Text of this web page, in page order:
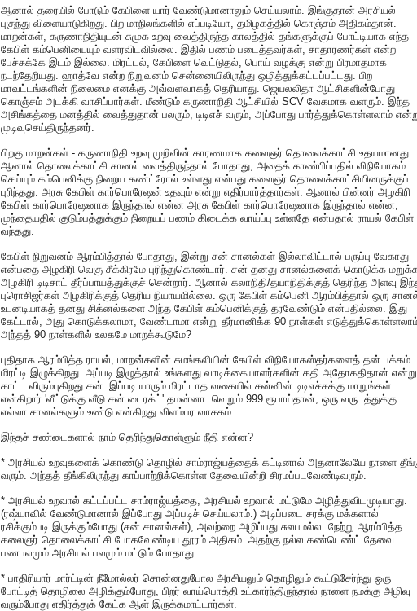
ஆனால் தரையில் போடும் கேபிளை யார் வேண்டுமானாலும் செய்யலாம். இங்குதான் அரசியல்
புகுந்து விளையாடுகிறது. பிற மாநிலங்களில் எப்படியோ, தமிழகத்தில் கொஞ்சம் அதிகம்தான்.
மாறன்கள், கருணாநிதியுடன் சுமுக உறவு வைத்திருந்த காலத்தில் தங்களுக்குப் போட்டியாக எந்த
கேபிள் கம்பெனியையும் வளரவிடவில்லை. இதில் பணம் படைத்தவர்கள், சாதாரணர்கள் என்ற
பேச்சுக்கே இடம் இல்லை. மிரட்டல், கேபிளை வெட்டுதல், பொய் வழக்கு என்று பிரமாதமாக
நடந்தேறியது. ஹாத்வே என்ற நிறுவனம் சென்னையிலிருந்து ஒழித்துக்கட்டப்பட்டது. பிற
மாவட்டங்களின் நிலைமை எனக்கு அவ்வளவாகத் தெரியாது. ஜெயலலிதா ஆட்சிகளின்போது
கொஞ்சம் அடக்கி வாசிப்பார்கள். மீண்டும் கருணாநிதி ஆட்சியில் SCV வேகமாக வளரும். இந்த
அசிங்கத்தை மனத்தில் வைத்துதான் பலரும், டிடிஎச் வரும், அப்போது பார்த்துக்கொள்ளலாம்
முடிவுசெய்திருந்தனர்.
பிறகு மாறன்கள் - கருணாநிதி உறவு முறிவின் காரணமாக கலைஞர் தொலைக்காட்சி உதயமானது.
ஆனால் தொலைக்காட்சி சானல் வைத்திருந்தால் போதாது, அதைக் காண்பிப்பதில் விநியோகம்
செய்யும் கம்பெனிக்கு நிறைய கண்ட்ரோல் உள்ளது என்பது கலைஞர் தொலைக்காட்சியினருக்குப்
புரிந்தது. அரசு கேபிள் கார்பொரேஷன் உதவும் என்று எதிர்பார்த்தார்கள். ஆனால் பின்னர் அழகிரி
கேபிள் கார்பொரேஷனாக இருந்தால் என்ன அரசு கேபிள் கார்பொரேஷனாக இருந்தால் என்ன,
முந்தையதில் குடும்பத்துக்கும் நிறையப் பணம் கிடைக்க வாய்ப்பு உள்ளதே என்பதால் ராயல் கேபிள்
வந்தது.
கேபிள் நிறுவனம் ஆரம்பித்தால் போதாது, இன்று சன் சானல்கள் இல்லாவிட்டால் பருப்பு வேகாது
என்பதை அழகிரி வெகு சீக்கிரமே புரிந்துகொண்டார். சன் தனது சானல்களைக் கொடுக்க
அழகிரி டிடிசாட் தீர்ப்பாயத்துக்குச் சென்றார். ஆனால் கலாநிதி/தயாநிதிக்குத் தெரிந்த அளவு
புரொசிஜர்கள் அழகிரிக்குத் தெரிய நியாயமில்லை. ஒரு கேபிள் கம்பெனி ஆரம்பித்தால் ஒரு
உடனடியாகத் தனது சிக்னல்களை அந்த கேபிள் கம்பெனிக்குத் தரவேண்டும் என்பதில்லை. இது
கேட்டால், அது கொடுக்கலாமா, வேண்டாமா என்று தீர்மானிக்க 90 நாள்கள்
அந்தத் 90 நாள்களில் உலகமே மாறக்கூடுமே?
புதிதாக ஆரம்பித்த ராயல், மாறன்களின் சுமங்கலியின் கேபிள் விநியோகஸ்தர்களைத் தன் பக்கம்
மிரட்டி இழுக்கிறது. அப்படி இழுத்தால் உங்களது வாடிக்கையாளர்களின் கதி அதோகதிதான் என்று
காட்ட விரும்புகிறது சன். இப்படி யாரும் மிரட்டாத வகையில் சன்னின் டிடிஎச்சுக்கு மாறுங்கள்
என்கிறார் 'வீட்டுக்கு வீடு சன் டைரக்ட்' தமன்னா. வெறும் 999 ரூபாய்தான், ஒரு வருடத்துக்கு
எல்லா சானல்களும் உண்டு என்கிறது விளம்பர வாசகம்.
இந்தச் சண்டைகளால் நாம் தெரிந்துகொள்ளும் நீதி என்ன?
* அரசியல் உறவுகளைக் கொண்டு தொழில் சாம்ராஜ்யத்தைக் கட்டினால் அதனாலேயே நாளை
வரும். அந்தத் தீங்கிலிருந்து காப்பாற்றிக்கொள்ள தேவையின்றி சிரமப்படவேண்டிவரும்.
* அரசியல் உறவால் கட்டப்பட்ட சாம்ராஜ்யத்தை, அரசியல் உறவால் மட்டுமே அழித்துவிடமுடியாது.
(ரஷ்யாவில் வேண்டுமானால் இப்போது அப்படிச் செய்யலாம்.) அடிப்படை சரக்கு மக்களால்
ரசிக்கும்படி இருக்கும்போது (சன் சானல்கள்), அவற்றை அழிப்பது சுலபமல்ல. நேற்று ஆரம்பித்த
கலைஞர் தொலைக்காட்சி போகவேண்டிய தூரம் அதிகம். அதற்கு நல்ல கண்டெண்ட் தேவை.
பணபலமும் அரசியல் பலமும் மட்டும் போதாது.
* பாதிரியார் மார்ட்டின் நீமோல்லர் சொன்னதுபோல அரசியலும் தொழிலும் கூட்டுசேர்ந்து ஒரு
போட்டித் தொழிலை அழிக்கும்போது, பிறர் வாய்பொத்தி உட்கார்ந்திருந்தால் நாளை நமக்கு அழிவு
வரும்போது எதிர்த்துக் கேட்க ஆள் இருக்கமாட்டார்கள்.